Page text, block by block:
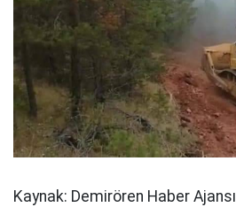
Kaynak: Demirören Haber Ajansı